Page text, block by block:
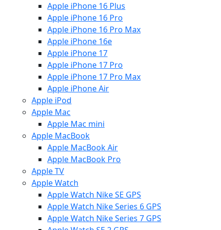
Apple iPhone 16 Plus
Apple iPhone 16 Pro
Apple iPhone 16 Pro Max
Apple iPhone 16e
Apple iPhone 17
Apple iPhone 17 Pro
Apple iPhone 17 Pro Max
Apple iPhone Air
Apple iPod
Apple Mac
Apple Mac mini
Apple MacBook
Apple MacBook Air
Apple MacBook Pro
Apple TV
Apple Watch
Apple Watch Nike SE GPS
Apple Watch Nike Series 6 GPS
Apple Watch Nike Series 7 GPS